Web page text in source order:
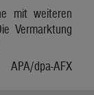
mit weiteren
Vermarktung
APA/dpa-AFX